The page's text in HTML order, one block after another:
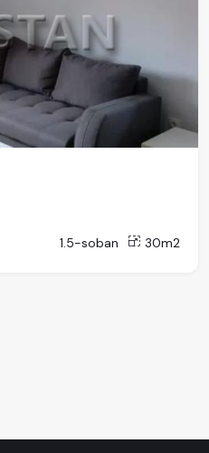
1.5-soban 30m2